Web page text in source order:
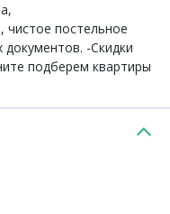
чистое постельное
-Скидки
подберем квартиры